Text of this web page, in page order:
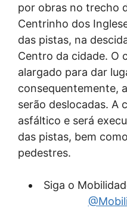
por obras no trecho
Centrinho dos
das pistas, na
Centro da cidade. O
alargado para dar
consequentemente,
serão deslocadas. A
asfáltico e será
das pistas, bem
pedestres.
Siga o